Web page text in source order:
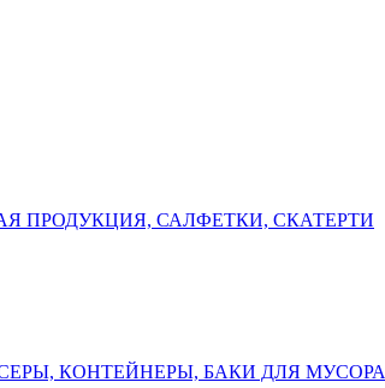
ПРОДУКЦИЯ, САЛФЕТКИ, СКАТЕРТИ
КОНТЕЙНЕРЫ, БАКИ ДЛЯ МУСОРА